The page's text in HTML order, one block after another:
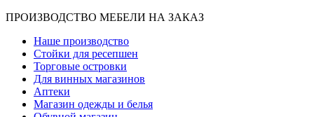
ПРОИЗВОДСТВО МЕБЕЛИ НА ЗАКАЗ
Наше производство
Стойки для ресепшен
Торговые островки
Для винных магазинов
Аптеки
Магазин одежды и белья